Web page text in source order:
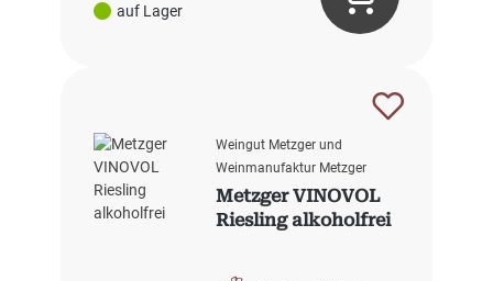
auf Lager
Weingut Metzger und
Weinmanufaktur Metzger
Metzger VINOVOL
Riesling alkoholfrei